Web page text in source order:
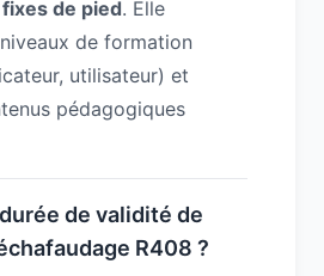
de pied. Elle
de formation
utilisateur) et
pédagogiques
de validité de
R408 ?